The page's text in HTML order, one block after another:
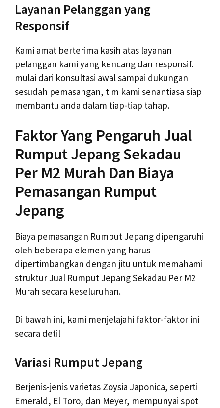
Layanan Pelanggan yang
Responsif
Kami amat berterima kasih atas layanan
pelanggan kami yang kencang dan responsif.
mulai dari konsultasi awal sampai dukungan
sesudah pemasangan, tim kami senantiasa siap
membantu anda dalam tiap-tiap tahap.
Faktor Yang Pengaruh Jual
Rumput Jepang Sekadau
Per M2 Murah Dan Biaya
Pemasangan Rumput
Jepang
Biaya pemasangan Rumput Jepang dipengaruhi
oleh beberapa elemen yang harus
dipertimbangkan dengan jitu untuk memahami
struktur Jual Rumput Jepang Sekadau Per M2
Murah secara keseluruhan.
Di bawah ini, kami menjelajahi faktor-faktor ini
secara detil
Variasi Rumput Jepang
Berjenis-jenis varietas Zoysia Japonica, seperti
Emerald, El Toro, dan Meyer, mempunyai spot